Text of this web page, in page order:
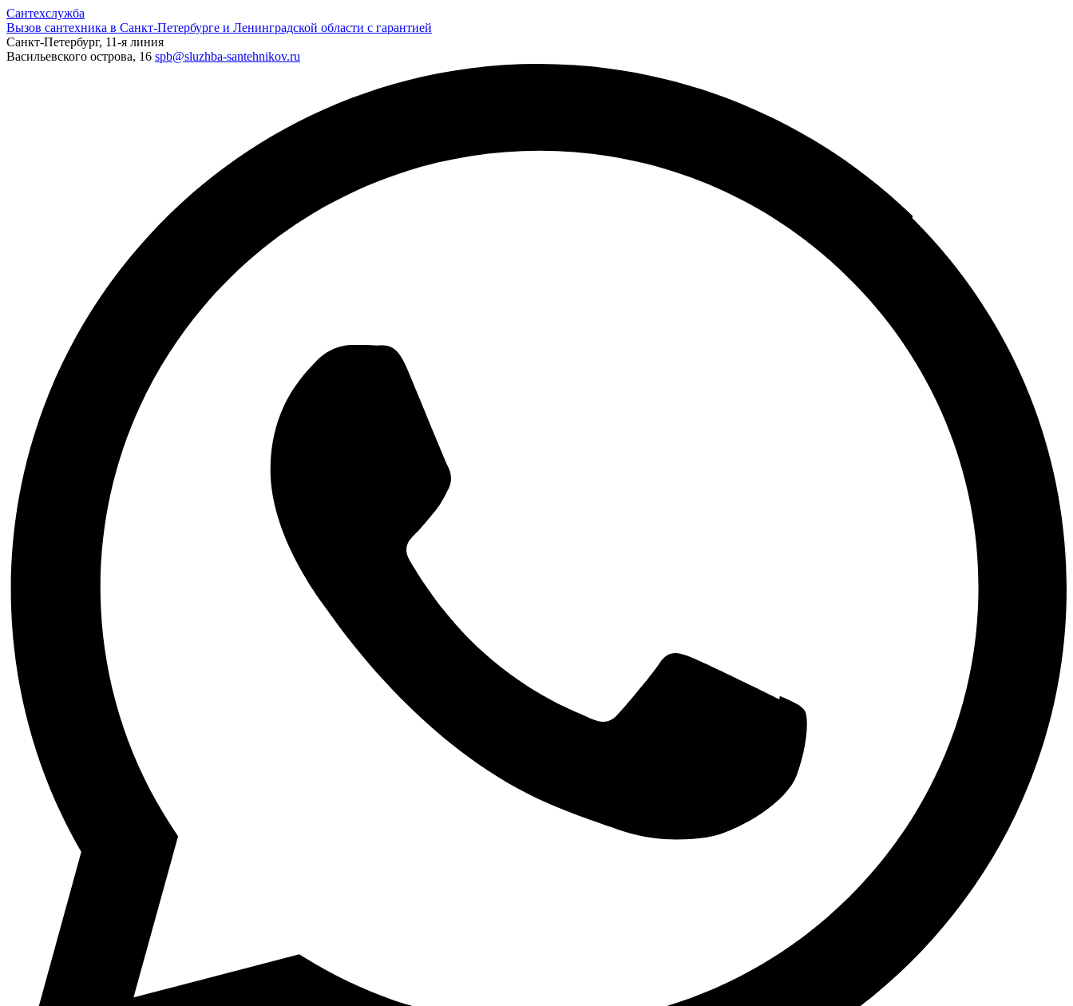
Сантехслужба
Вызов сантехника в Санкт-Петербурге и Ленинградской области с гарантией
Санкт-Петербург, 11-я линия
Васильевского острова, 16 spb@sluzhba-santehnikov.ru